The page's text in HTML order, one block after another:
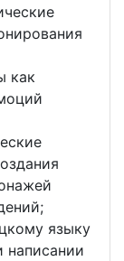
как
языку
написании